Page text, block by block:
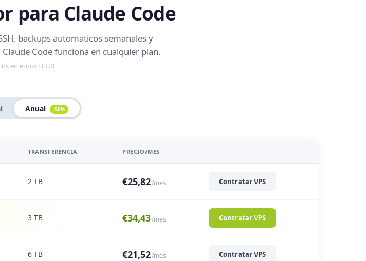
para Claude Code
backups automaticos semanales y
Code funciona en cualquier plan.
en euros · EUR
Anual -50%
TRANSFERENCIA PRECIO/MES
2 TB €25,82/mes Contratar VPS
3 TB €34,43/mes Contratar VPS
6 TB €21,52/mes Contratar VPS